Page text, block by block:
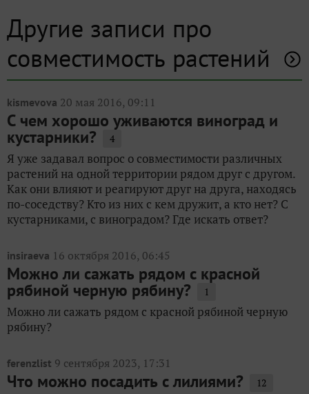
Другие записи про
совместимость растений
kismevova 20 мая 2016, 09:11
С чем хорошо уживаются виноград и
кустарники? 4
Я уже задавал вопрос о совместимости различных
растений на одной территории рядом друг с другом.
Как они влияют и реагируют друг на друга, находясь
по-соседству? Кто из них с кем дружит, а кто нет? С
кустарниками, с виноградом? Где искать ответ?
insiraeva 16 октября 2016, 06:45
Можно ли сажать рядом с красной
рябиной черную рябину? 1
Можно ли сажать рядом с красной рябиной черную
рябину?
ferenzlist 9 сентября 2023, 17:31
Что можно посадить с лилиями? 12